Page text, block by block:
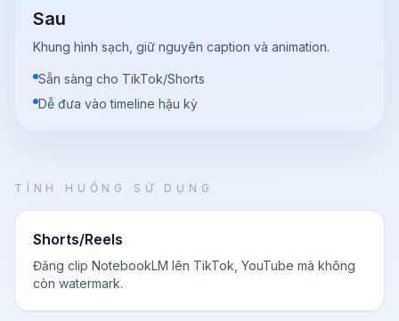
Sau
Khung hình sạch, giữ nguyên caption và animation.
Sẵn sàng cho TikTok/Shorts
Dễ đưa vào timeline hậu kỳ
TÌNH HUỐNG SỬ DỤNG
Shorts/Reels
Đăng clip NotebookLM lên TikTok, YouTube mà không
còn watermark.